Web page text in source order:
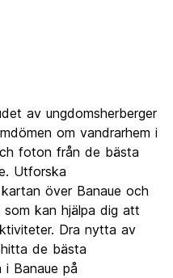
av ungdomsherberger
om vandrarhem i
foton från de bästa
Utforska
över Banaue och
kan hjälpa dig att
Dra nytta av
de bästa
i Banaue på